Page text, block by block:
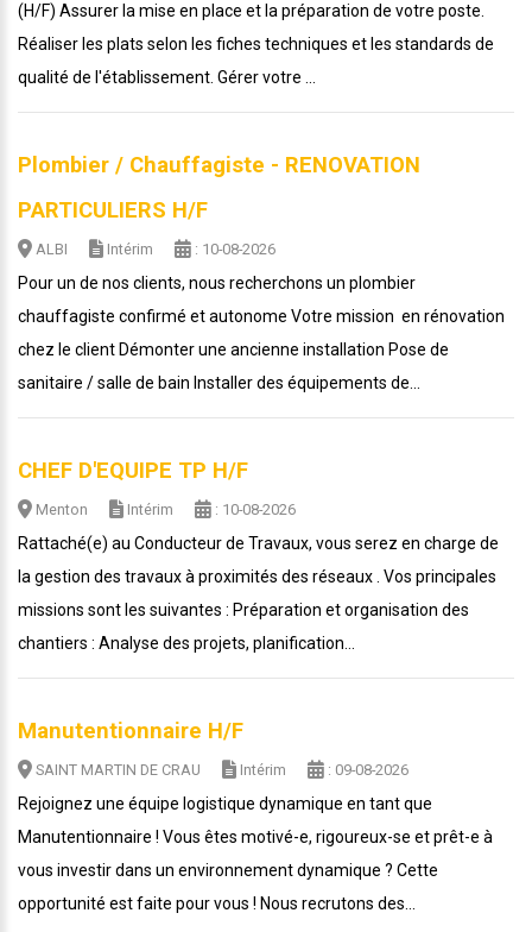
(H/F) Assurer la mise en place et la préparation de votre poste.
Réaliser les plats selon les fiches techniques et les standards de
qualité de l'établissement. Gérer votre ...
Plombier / Chauffagiste - RENOVATION
PARTICULIERS H/F
ALBI Intérim : 10-08-2026
Pour un de nos clients, nous recherchons un plombier
chauffagiste confirmé et autonome Votre mission en rénovation
chez le client Démonter une ancienne installation Pose de
sanitaire / salle de bain Installer des équipements de...
CHEF D'EQUIPE TP H/F
Menton Intérim : 10-08-2026
Rattaché(e) au Conducteur de Travaux, vous serez en charge de
la gestion des travaux à proximités des réseaux . Vos principales
missions sont les suivantes : Préparation et organisation des
chantiers : Analyse des projets, planification...
Manutentionnaire H/F
SAINT MARTIN DE CRAU Intérim : 09-08-2026
Rejoignez une équipe logistique dynamique en tant que
Manutentionnaire ! Vous êtes motivé-e, rigoureux-se et prêt-e à
vous investir dans un environnement dynamique ? Cette
opportunité est faite pour vous ! Nous recrutons des...